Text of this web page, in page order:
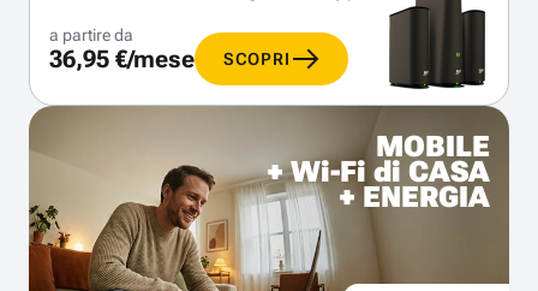
a partire da
36,95 €/mese SCOPRI
MOBILE
+ Wi-Fi di CASA
+ ENERGIA